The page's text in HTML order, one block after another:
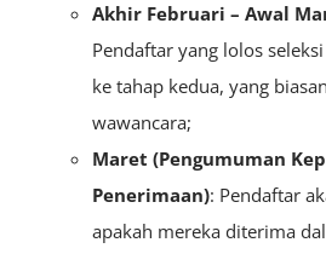
Akhir Februari – Awal
Pendaftar yang lolos
ke tahap kedua, yang
wawancara;
Maret (Pengumuman
Penerimaan): Pendaftar
apakah mereka diterima